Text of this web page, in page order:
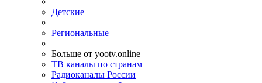
Детские
Региональные
Больше от yootv.online
ТВ каналы по странам
Радиоканалы России